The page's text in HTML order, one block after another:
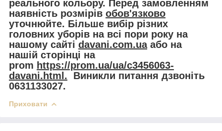
реального кольору. Перед замовленням
наявність розмірів обов'язково
уточнюйте. Більше вибір різних
головних уборів на всі пори року на
нашому сайті davani.com.uaабо на
нашій сторінці на
prom https://prom.ua/ua/c3456063-
davani.html.
Виникли питання дзвоніть
0631133027.
Приховати